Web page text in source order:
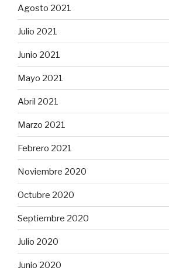
Agosto 2021
Julio 2021
Junio 2021
Mayo 2021
Abril 2021
Marzo 2021
Febrero 2021
Noviembre 2020
Octubre 2020
Septiembre 2020
Julio 2020
Junio 2020